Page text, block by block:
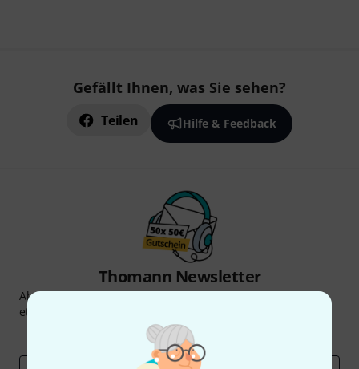
Gefällt Ihnen, was Sie sehen?
Teilen Hilfe & Feedback
Thomann Newsletter
Abonniere den Thomann Newsletter und gewinne mit
etwas Glück einen von
Inspirierende Beiträge
Deals